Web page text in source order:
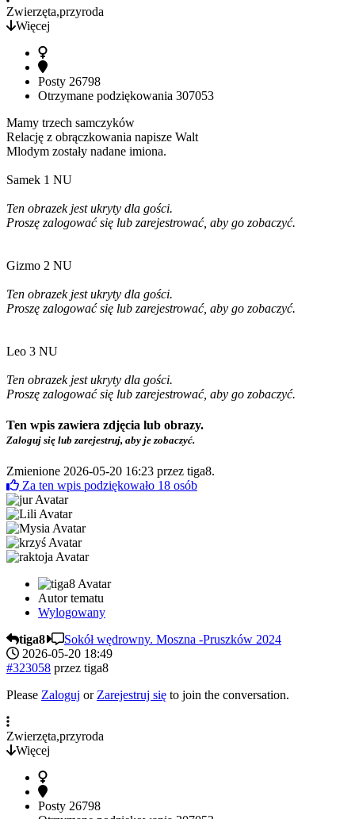
Zwierzęta,przyroda
Więcej
Posty 26798
Otrzymane podziękowania 307053
Mamy trzech samczyków
Relację z obrączkowania napisze Walt
Mlodym zostały nadane imiona.
Samek 1 NU
Ten obrazek jest ukryty dla gości.
Proszę zalogować się lub zarejestrować, aby go zobaczyć.
Gizmo 2 NU
Ten obrazek jest ukryty dla gości.
Proszę zalogować się lub zarejestrować, aby go zobaczyć.
Leo 3 NU
Ten obrazek jest ukryty dla gości.
Proszę zalogować się lub zarejestrować, aby go zobaczyć.
Ten wpis zawiera zdjęcia lub obrazy.
Zaloguj się lub zarejestruj, aby je zobaczyć.
Zmienione 2026-05-20 16:23 przez tiga8.
Za ten wpis podziękowało 18 osób
Autor tematu
Wylogowany
tiga8
Sokół wędrowny. Moszna -Pruszków 2024
2026-05-20 18:49
#323058 przez tiga8
Please Zaloguj or Zarejestruj się to join the conversation.
Zwierzęta,przyroda
Więcej
Posty 26798